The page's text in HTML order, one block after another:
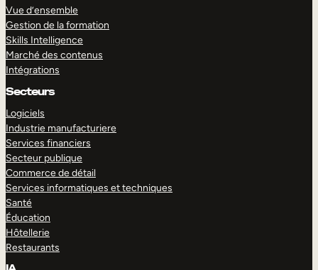
Vue d’ensemble
Gestion de la formation
Skills Intelligence
Marché des contenus
Intégrations
Secteurs
Logiciels
Industrie manufacturiere
Services financiers
Secteur publique
Commerce de détail
Services informatiques et techniques
Santé
Éducation
Hôtellerie
Restaurants